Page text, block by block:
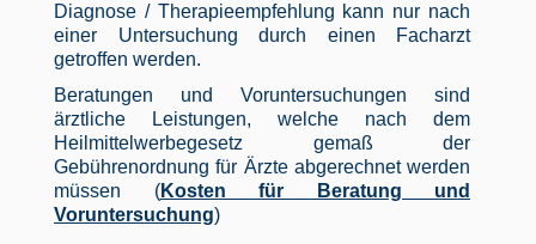
Diagnose / Therapieempfehlung kann nur nach
einer Untersuchung durch einen Facharzt
getroffen werden.
Beratungen und Voruntersuchungen sind
ärztliche Leistungen, welche nach dem
Heilmittelwerbegesetz gemaß der
Gebührenordnung für Ärzte abgerechnet werden
müssen (Kosten für Beratung und
Voruntersuchung)